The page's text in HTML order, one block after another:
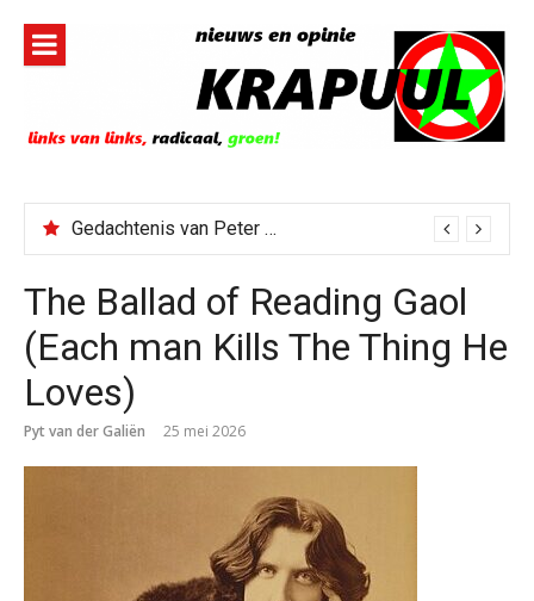
inhoud
Gedachtenis van Peter Faber
The Ballad of Reading Gaol
(Each man Kills The Thing He
Loves)
Pyt van der Galiën 25 mei 2026